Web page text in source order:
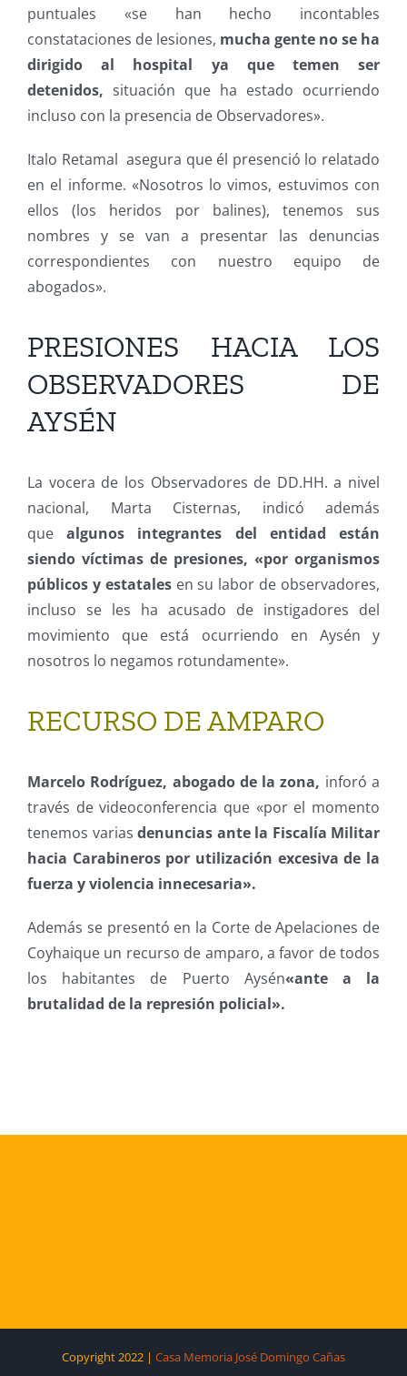
puntuales «se han hecho incontables
constataciones de lesiones, mucha gente no se ha
dirigido al hospital ya que temen ser
detenidos, situación que ha estado ocurriendo
incluso con la presencia de Observadores».
Italo Retamal asegura que él presenció lo relatado
en el informe. «Nosotros lo vimos, estuvimos con
ellos (los heridos por balines), tenemos sus
nombres y se van a presentar las denuncias
correspondientes con nuestro equipo de
abogados».
PRESIONES HACIA LOS
OBSERVADORES DE
AYSÉN
La vocera de los Observadores de DD.HH. a nivel
nacional, Marta Cisternas, indicó además
quealgunos integrantes del entidad están
siendo víctimas de presiones, «por organismos
públicos y estatalesen su labor de observadores,
incluso se les ha acusado de instigadores del
movimiento que está ocurriendo en Aysén y
nosotros lo negamos rotundamente».
RECURSO DE AMPARO
Marcelo Rodríguez, abogado de la zona, inforó a
través de videoconferencia que «por el momento
tenemos varias denuncias ante la Fiscalía Militar
hacia Carabineros por utilización excesiva de la
fuerza y violencia innecesaria».
Además se presentó en la Corte de Apelaciones de
Coyhaique un recurso de amparo, a favor de todos
los habitantes de Puerto Aysén«ante a la
brutalidad de la represión policial».
Copyright 2022 | Casa Memoria José Domingo Cañas